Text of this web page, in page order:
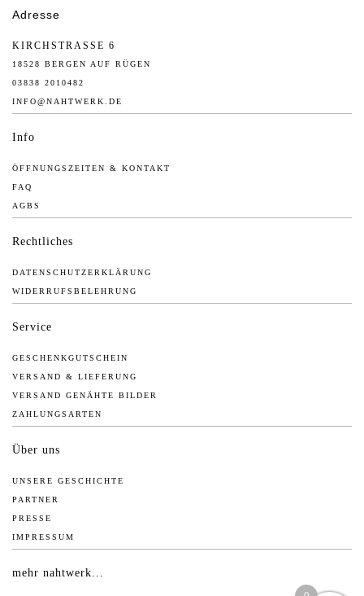
Adresse
KIRCHSTRASSE 6
18528 BERGEN AUF RÜGEN
03838 2010482
INFO@NAHTWERK.DE
Info
ÖFFNUNGSZEITEN & KONTAKT
FAQ
AGBS
Rechtliches
DATENSCHUTZERKLÄRUNG
WIDERRUFSBELEHRUNG
Service
GESCHENKGUTSCHEIN
VERSAND & LIEFERUNG
VERSAND GENÄHTE BILDER
ZAHLUNGSARTEN
Über uns
UNSERE GESCHICHTE
PARTNER
PRESSE
IMPRESSUM
mehr nahtwerk...